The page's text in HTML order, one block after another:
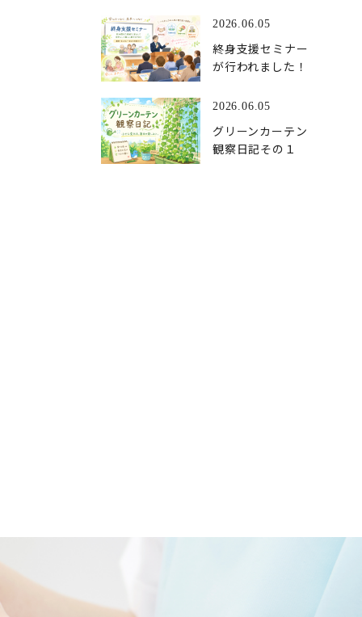
2026.06.05
終身支援セミナー
が行われました！
2026.06.05
グリーンカーテン
観察日記その１